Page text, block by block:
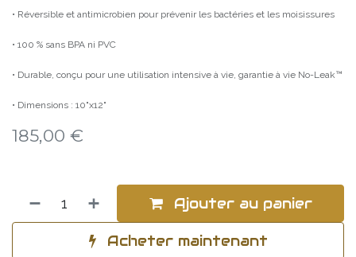
• Réversible et antimicrobien pour prévenir les bactéries et les moisissures
• 100 % sans BPA ni PVC
• Durable, conçu pour une utilisation intensive à vie, garantie à vie No-Leak™
• Dimensions : 10"x12"
185,00 €
Ajouter au panier
Acheter maintenant